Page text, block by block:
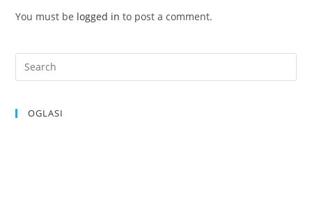
You must be logged in to post a comment.
OGLASI